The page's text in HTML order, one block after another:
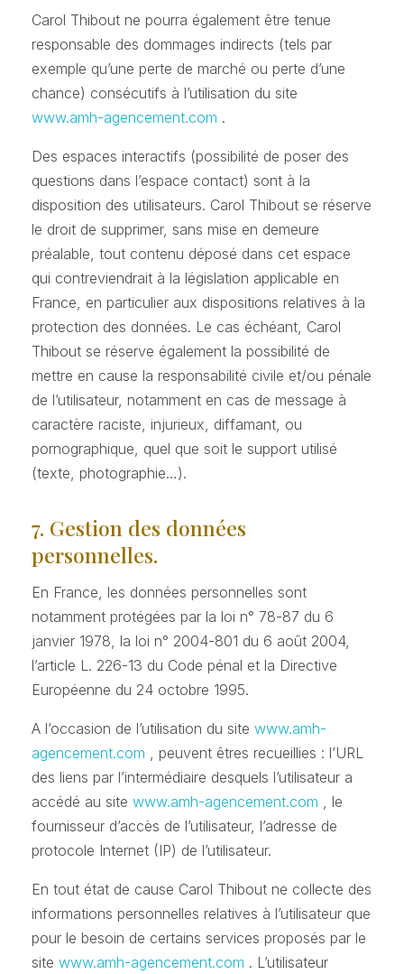
Carol Thibout ne pourra également être tenue
responsable des dommages indirects (tels par
exemple qu’une perte de marché ou perte d’une
chance) consécutifs à l’utilisation du site
www.amh-agencement.com .
Des espaces interactifs (possibilité de poser des
questions dans l’espace contact) sont à la
disposition des utilisateurs. Carol Thibout se réserve
le droit de supprimer, sans mise en demeure
préalable, tout contenu déposé dans cet espace
qui contreviendrait à la législation applicable en
France, en particulier aux dispositions relatives à la
protection des données. Le cas échéant, Carol
Thibout se réserve également la possibilité de
mettre en cause la responsabilité civile et/ou pénale
de l’utilisateur, notamment en cas de message à
caractère raciste, injurieux, diffamant, ou
pornographique, quel que soit le support utilisé
(texte, photographie…).
7. Gestion des données
personnelles.
En France, les données personnelles sont
notamment protégées par la loi n° 78-87 du 6
janvier 1978, la loi n° 2004-801 du 6 août 2004,
l’article L. 226-13 du Code pénal et la Directive
Européenne du 24 octobre 1995.
A l’occasion de l’utilisation du site www.amh-
agencement.com , peuvent êtres recueillies : l’URL
des liens par l’intermédiaire desquels l’utilisateur a
accédé au site www.amh-agencement.com , le
fournisseur d’accès de l’utilisateur, l’adresse de
protocole Internet (IP) de l’utilisateur.
En tout état de cause Carol Thibout ne collecte des
informations personnelles relatives à l’utilisateur que
pour le besoin de certains services proposés par le
site www.amh-agencement.com . L’utilisateur